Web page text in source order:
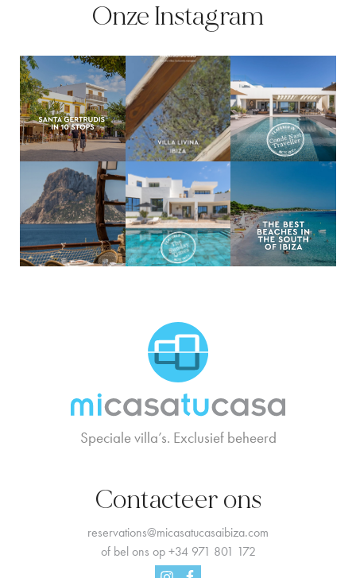
Onze Instagram
Speciale villa’s. Exclusief beheerd
Contacteer ons
reservations@micasatucasaibiza.com
of bel ons op+34 971 801 172